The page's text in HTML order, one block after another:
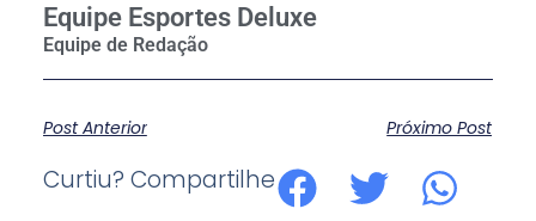
Equipe Esportes Deluxe
Post Anterior Próximo Post
Curtiu? Compartilhe